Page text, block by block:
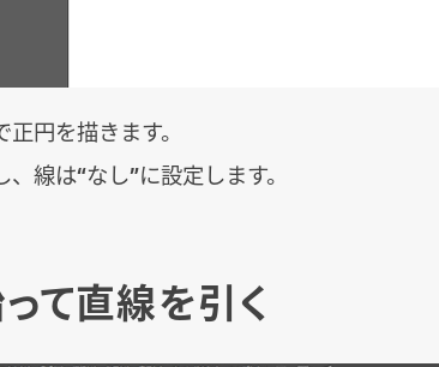
円を描きます。
線は“なし”に設定します。
て直線を引く